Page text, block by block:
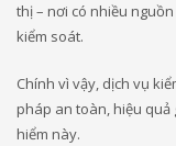
thị – nơi có nhiều
kiểm soát.
Chính vì vậy, dịch vụ
pháp an toàn, hiệu quả
hiểm này.